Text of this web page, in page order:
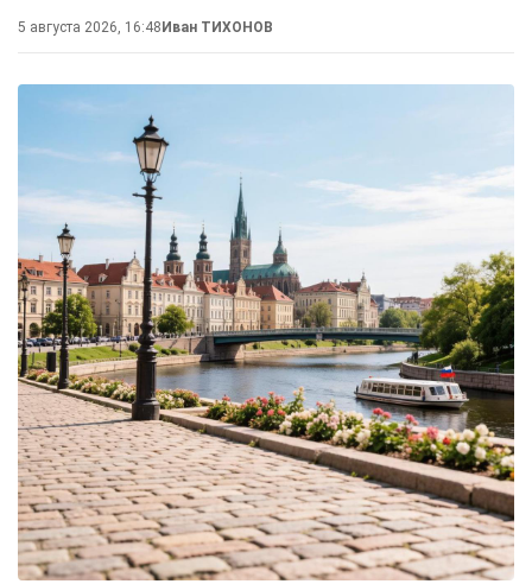
5 августа 2026, 16:48Иван ТИХОНОВ